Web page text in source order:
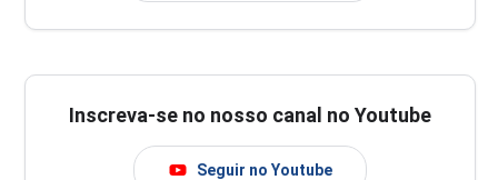
Inscreva-se no nosso canal no Youtube
Seguir no Youtube